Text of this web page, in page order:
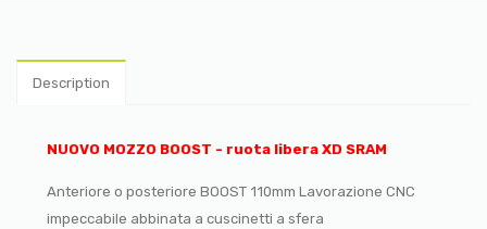
Description
NUOVO MOZZO BOOST - ruota libera XD SRAM
Anteriore o posteriore BOOST 110mm Lavorazione CNC
impeccabile abbinata a cuscinetti a sfera